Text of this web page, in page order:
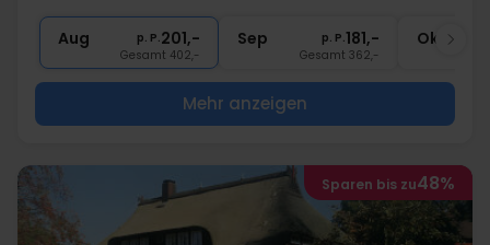
1x Fl. Wasser im Zimmer pro Zimmer
Aug p. P.201,-
Gesamt 402,-
Sep p. P.181,-
Gesamt 362,-
Okt
Mehr anzeigen
Sparen bis zu48%